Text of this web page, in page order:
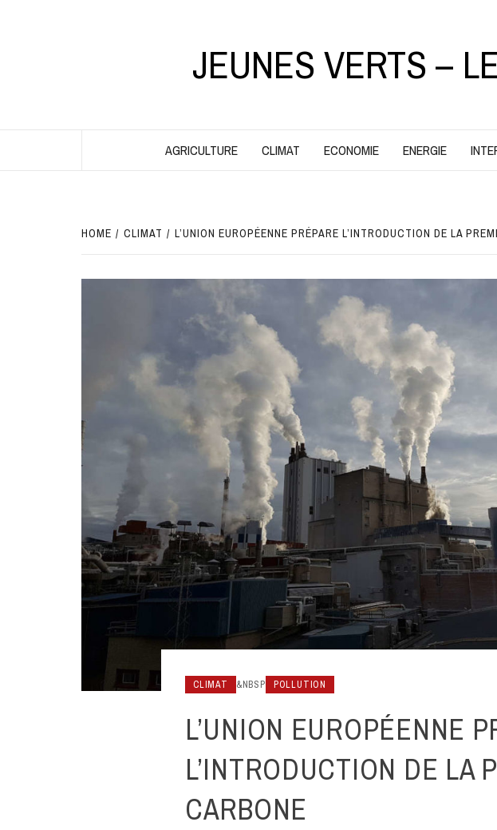
JEUNES VERTS –
AGRICULTURE CLIMAT ECONOMIE ENERGIE
HOME CLIMAT L’UNION EUROPÉENNE PRÉPARE L’INTRODUCTION DE LA
CLIMAT &NBSP POLLUTION
L’UNION EUROPÉENNE
L’INTRODUCTION DE LA
CARBONE